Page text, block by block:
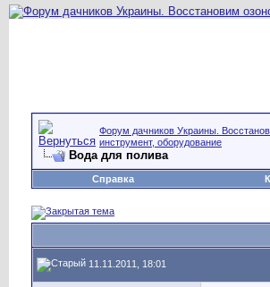
Форум дачников Украины.
инструмент, оборудование
Вода для полива
Справка
11.11.2011, 18:01